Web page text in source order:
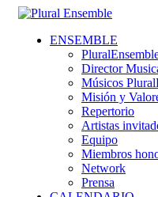
ENSEMBLE
Director
Músicos
Misión y
Repertorio
Artistas
Equipo
Miembros
Network
Prensa